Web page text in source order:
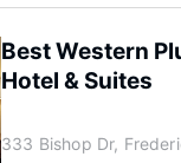
Best Western
Hotel & Suites
333 Bishop Dr,